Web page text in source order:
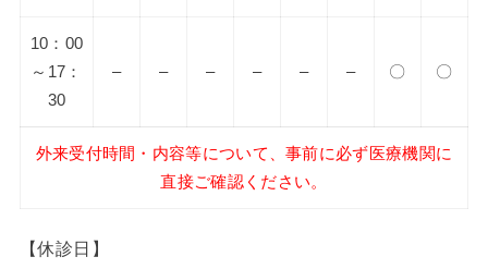
10：00
～17：
30
– – – – – – 〇 〇
外来受付時間・内容等について、事前に必ず医療機関に
直接ご確認ください。
【休診日】